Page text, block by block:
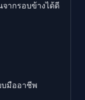
จากรอบข้างได้ดี
บมืออาชีพ